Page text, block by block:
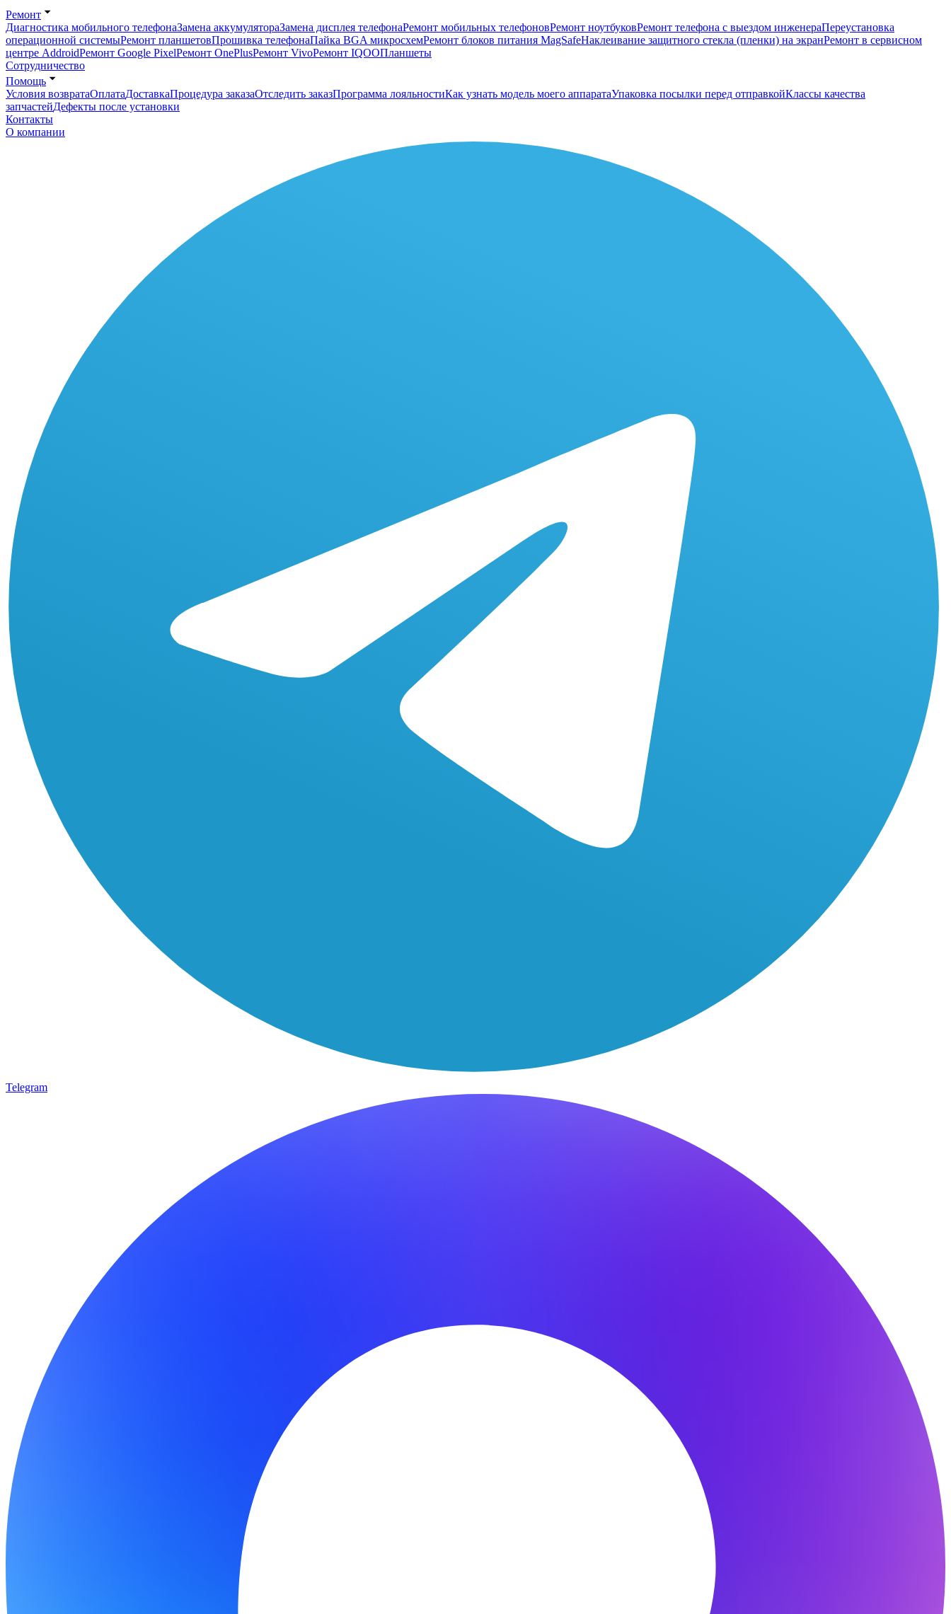
Ремонт
Диагностика мобильного телефонаЗамена аккумулятораЗамена дисплея телефонаРемонт мобильных телефоновРемонт ноутбуковРемонт телефона с выездом инженераПереустановка
операционной системыРемонт планшетовПрошивка телефонаПайка BGA микросхемРемонт блоков питания MagSafeНаклеивание защитного стекла (пленки) на экранРемонт в сервисном
центре AddroidРемонт Google PixelРемонт OnePlusРемонт VivoРемонт IQOOПланшеты
Сотрудничество
Помощь
Условия возвратаОплатаДоставкаПроцедура заказаОтследить заказПрограмма лояльностиКак узнать модель моего аппаратаУпаковка посылки перед отправкойКлассы качества
запчастейДефекты после установки
Контакты
О компании
Telegram